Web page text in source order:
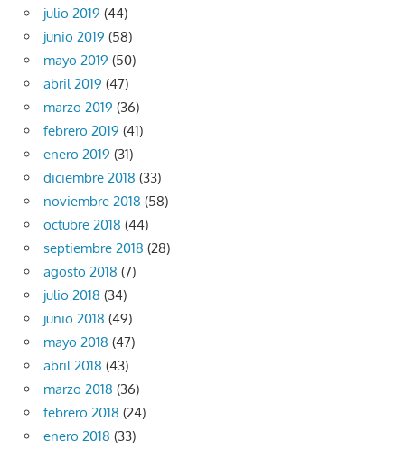
julio 2019 (44)
junio 2019 (58)
mayo 2019 (50)
abril 2019 (47)
marzo 2019 (36)
febrero 2019 (41)
enero 2019 (31)
diciembre 2018 (33)
noviembre 2018 (58)
octubre 2018 (44)
septiembre 2018 (28)
agosto 2018 (7)
julio 2018 (34)
junio 2018 (49)
mayo 2018 (47)
abril 2018 (43)
marzo 2018 (36)
febrero 2018 (24)
enero 2018 (33)